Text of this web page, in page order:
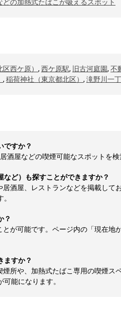
の加熱式たばこが吸えるスポット
西ケ原） , 西ケ原駅, 旧古河庭園, 不
, 稲荷神社（東京都北区） , 滝野川一
ですか？
酒屋などの喫煙可能なスポットを
ど）も探すことができますか？
酒屋、レストランなどを掲載し
？
が可能です。ページ内の「現在
ますか？
所や、加熱式たばこ専用の喫煙
能になります。